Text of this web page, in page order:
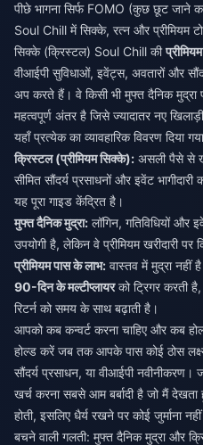
पीछे भागना सिर्फ FOMO (कुछ छूट जाने
Soul Chill में सिक्के, रत्न और प्रीमियम
सिक्के (क्रिस्टल) Soul Chill की
वीआईपी सुविधाओं, इवेंट्स, अवतारों और
अप करते हैं। वे किसी भी मुफ्त दैनिक
महत्वपूर्ण अंतर है जिसे ज्यादातर नए
यहाँ प्रत्येक का व्यावहारिक विवरण दिया
क्रिस्टल (प्रीमियम सिक्के): असली पैसे से
सीमित सौंदर्य प्रसाधनों और इवेंट
यह पूरा गाइड केंद्रित है।
मुफ्त दैनिक मुद्रा: लॉगिन, गतिविधियों और
उपयोगी है, लेकिन वे प्रीमियम खरीदारी
प्रीमियम पास के लाभ: वास्तव में मुद्रा नहीं
90-दिन के मल्टीप्लायरको ट्रिगर करती
रिटर्न को समय के साथ बढ़ाती है।
आपको कब कन्वर्ट करना चाहिए और कब
होल्ड करें जब तक आपके पास कोई ठोस
सौंदर्य प्रसाधन, या वीआईपी
खर्च करना सबसे आम बर्बादी है जो मैं देखता
होती, इसलिए धैर्य रखने पर कोई जुर्माना
बचने वाली गलती: मुफ्त दैनिक मुद्रा और